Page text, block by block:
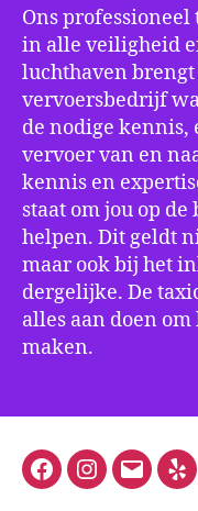
Ons
in alle veiligheid
luchthaven brengt
vervoersbedrijf
de nodige
vervoer van en
kennis en
staat om jou op
helpen. Dit geldt
maar ook bij het
dergelijke. De
alles aan doen
maken.
FacebookInstagram
E-